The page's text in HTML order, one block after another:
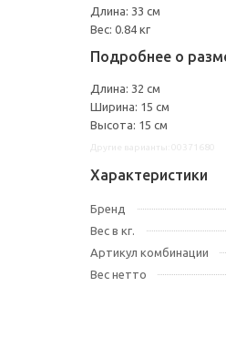
Длина: 33 см
Вес: 0.84 кг
Подробнее о
Длина: 32 см
Ширина: 15 см
Высота: 15 см
Характеристики
Бренд
Вес в кг.
Артикул комбинации
Вес нетто